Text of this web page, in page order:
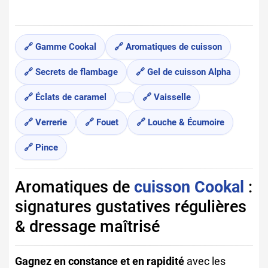
🔗 Gamme Cookal 🔗 Aromatiques de cuisson
🔗 Secrets de flambage 🔗 Gel de cuisson Alpha
🔗 Éclats de caramel 🔗 Vaisselle
🔗 Verrerie 🔗 Fouet 🔗 Louche & Écumoire
🔗 Pince
Aromatiques de cuisson Cookal :
signatures gustatives régulières
& dressage maîtrisé
Gagnez en constance et en rapidité avec les